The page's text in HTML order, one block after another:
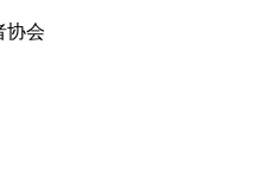
协会